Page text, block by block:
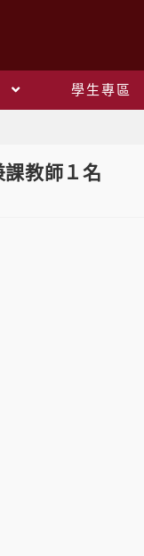
學生專區
教師１名